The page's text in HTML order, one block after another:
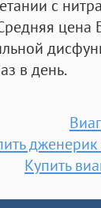
с
в день.
Купить